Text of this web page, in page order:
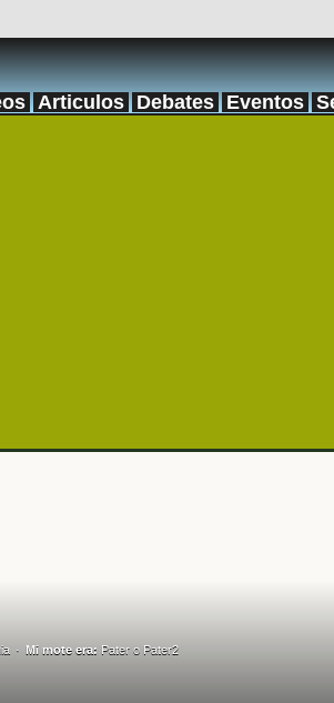
Articulos Debates Eventos
Mi mote era: Pater o Pater2